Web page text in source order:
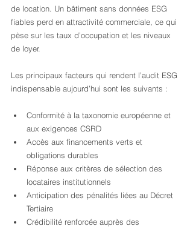
de location. Un bâtiment sans données ESG
fiables perd en attractivité commerciale, ce qui
pèse sur les taux d’occupation et les niveaux
de loyer.
Les principaux facteurs qui rendent l’audit ESG
indispensable aujourd’hui sont les suivants :
Conformité à la taxonomie européenne et
aux exigences CSRD
Accès aux financements verts et
obligations durables
Réponse aux critères de sélection des
locataires institutionnels
Anticipation des pénalités liées au Décret
Tertiaire
Crédibilité renforcée auprès des